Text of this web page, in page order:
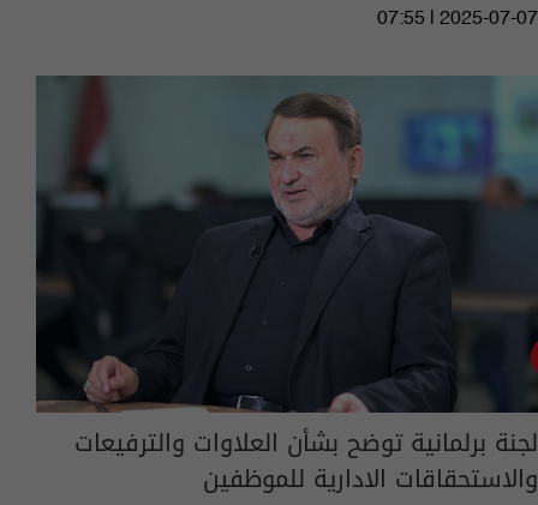
07:55 | 2025-07-07
لجنة برلمانية توضح بشأن العلاوات والترفيعات
والاستحقاقات الادارية للموظفين